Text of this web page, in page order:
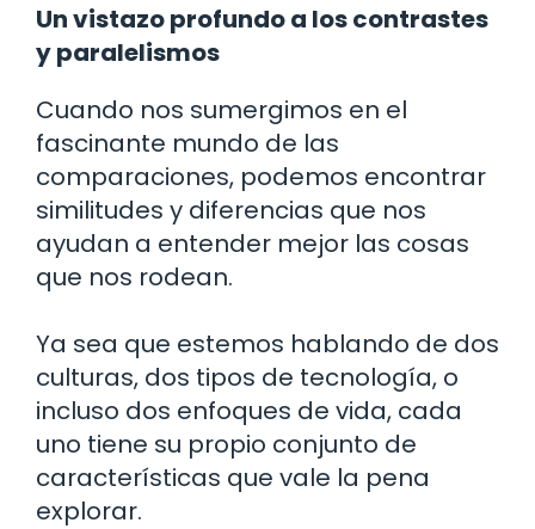
Un vistazo profundo a los contrastes
y paralelismos
Cuando nos sumergimos en el
fascinante mundo de las
comparaciones, podemos encontrar
similitudes y diferencias que nos
ayudan a entender mejor las cosas
que nos rodean.
Ya sea que estemos hablando de dos
culturas, dos tipos de tecnología, o
incluso dos enfoques de vida, cada
uno tiene su propio conjunto de
características que vale la pena
explorar.